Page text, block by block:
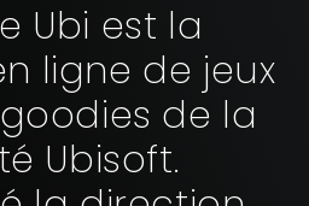
Ubi est la
ligne de jeux
de la
Ubisoft.